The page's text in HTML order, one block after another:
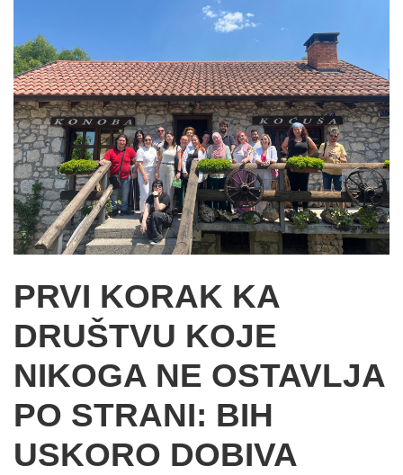
PRVI KORAK KA
DRUŠTVU KOJE
NIKOGA NE OSTAVLJA
PO STRANI: BIH
USKORO DOBIVA